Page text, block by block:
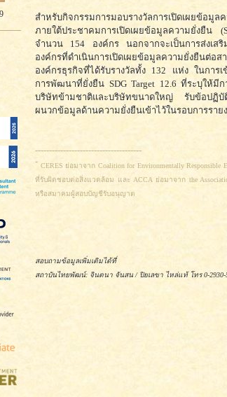
สำหรับกิจกรรมการมอบรางวัลการเปิดเผยข้อ
ภายใต้ประชาคมการเปิดเผยข้อมูลความยั่งยืน
จำนวน 154 องค์กร นอกจากจะเป็นการส่งเสริ
องค์กรที่ดำเนินการเปิดเผยข้อมูลความยั่งยืนต่อส
องค์กรธุรกิจที่ได้รับรางวัลทั้ง 132 แห่ง ในการเ
การพัฒนาที่ยั่งยืน SDG Target 12.6 ที่ระบุให้มี
บริษัทข้ามชาติและบริษัทขนาดใหญ่ รับข้อปฏิบั
ผนวกข้อมูลด้านความยั่งยืนเข้าไว้ในรอบการราย
--------------------------------------
* CERES ย่อมาจาก Coalition for Environmentally
ที่รับผิดชอบต่อสิ่งแวดล้อม และ ACCA ย่อมาจาก the
หรือสมาคมผู้สอบบัญชีรับอนุญาต
สอบถามข้อมูลเพิ่มเติมได้ที่
สถาบันไทยพัฒน์: จินตนา จันสน / ปิยเลขา ไหล่แท้ โทร 0-2930-